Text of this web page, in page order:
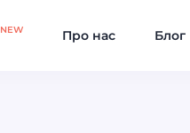
NEW Про нас Блог